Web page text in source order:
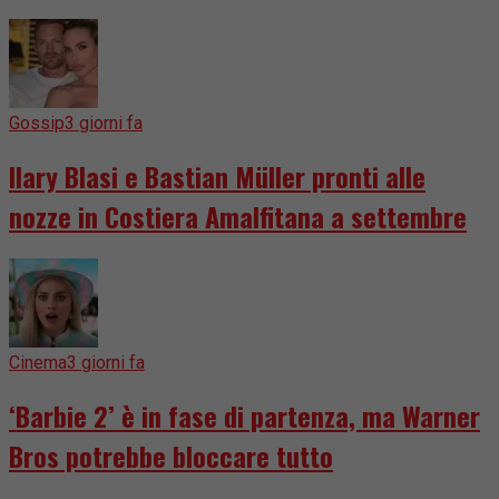
Gossip3 giorni fa
Ilary Blasi e Bastian Müller pronti alle
nozze in Costiera Amalfitana a settembre
Cinema3 giorni fa
‘Barbie 2’ è in fase di partenza, ma Warner
Bros potrebbe bloccare tutto